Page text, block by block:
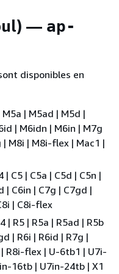
— ap-
disponibles en
M5a | M5ad | M5d |
| M6idn | M6in | M7g
M8i | M8i-flex | Mac1 |
| C5 | C5a | C5d | C5n |
| C6in | C7g | C7gd |
| C8i-flex
| R5 | R5a | R5ad | R5b
| R6i | R6id | R7g |
| R8i-flex | U-6tb1 | U7i-
16tb | U7in-24tb | X1